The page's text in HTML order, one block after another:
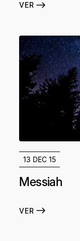
VER
13 DEC 15
Messiah
VER